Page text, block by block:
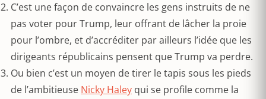
C’est une façon de convaincre les gens instruits de ne
pas voter pour Trump, leur offrant de lâcher la proie
pour l’ombre, et d’accréditer par ailleurs l’idée que les
dirigeants républicains pensent que Trump va perdre.
Ou bien c’est un moyen de tirer le tapis sous les pieds
de l’ambitieuse Nicky Haley qui se profile comme la